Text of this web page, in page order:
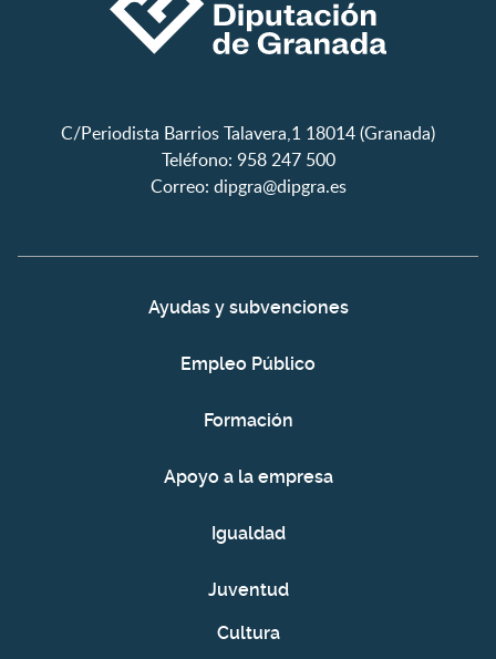
C/Periodista Barrios Talavera,1 18014 (Granada)
Teléfono: 958 247 500
Correo: dipgra@dipgra.es
Ayudas y subvenciones
Empleo Público
Formación
Apoyo a la empresa
Igualdad
Juventud
Cultura